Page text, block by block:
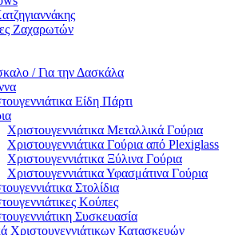
Ζαχαρωτών
/ Για την Δασκάλα
Είδη Πάρτι
Χριστουγεννιάτικα Μεταλλικά Γούρια
Χριστουγεννιάτικα Γούρια από Plexiglass
Χριστουγεννιάτικα Ξύλινα Γούρια
Χριστουγεννιάτικα Υφασμάτινα Γούρια
Στολίδια
Κούπες
Συσκευασία
Χριστουγεννιάτικων Κατασκευών